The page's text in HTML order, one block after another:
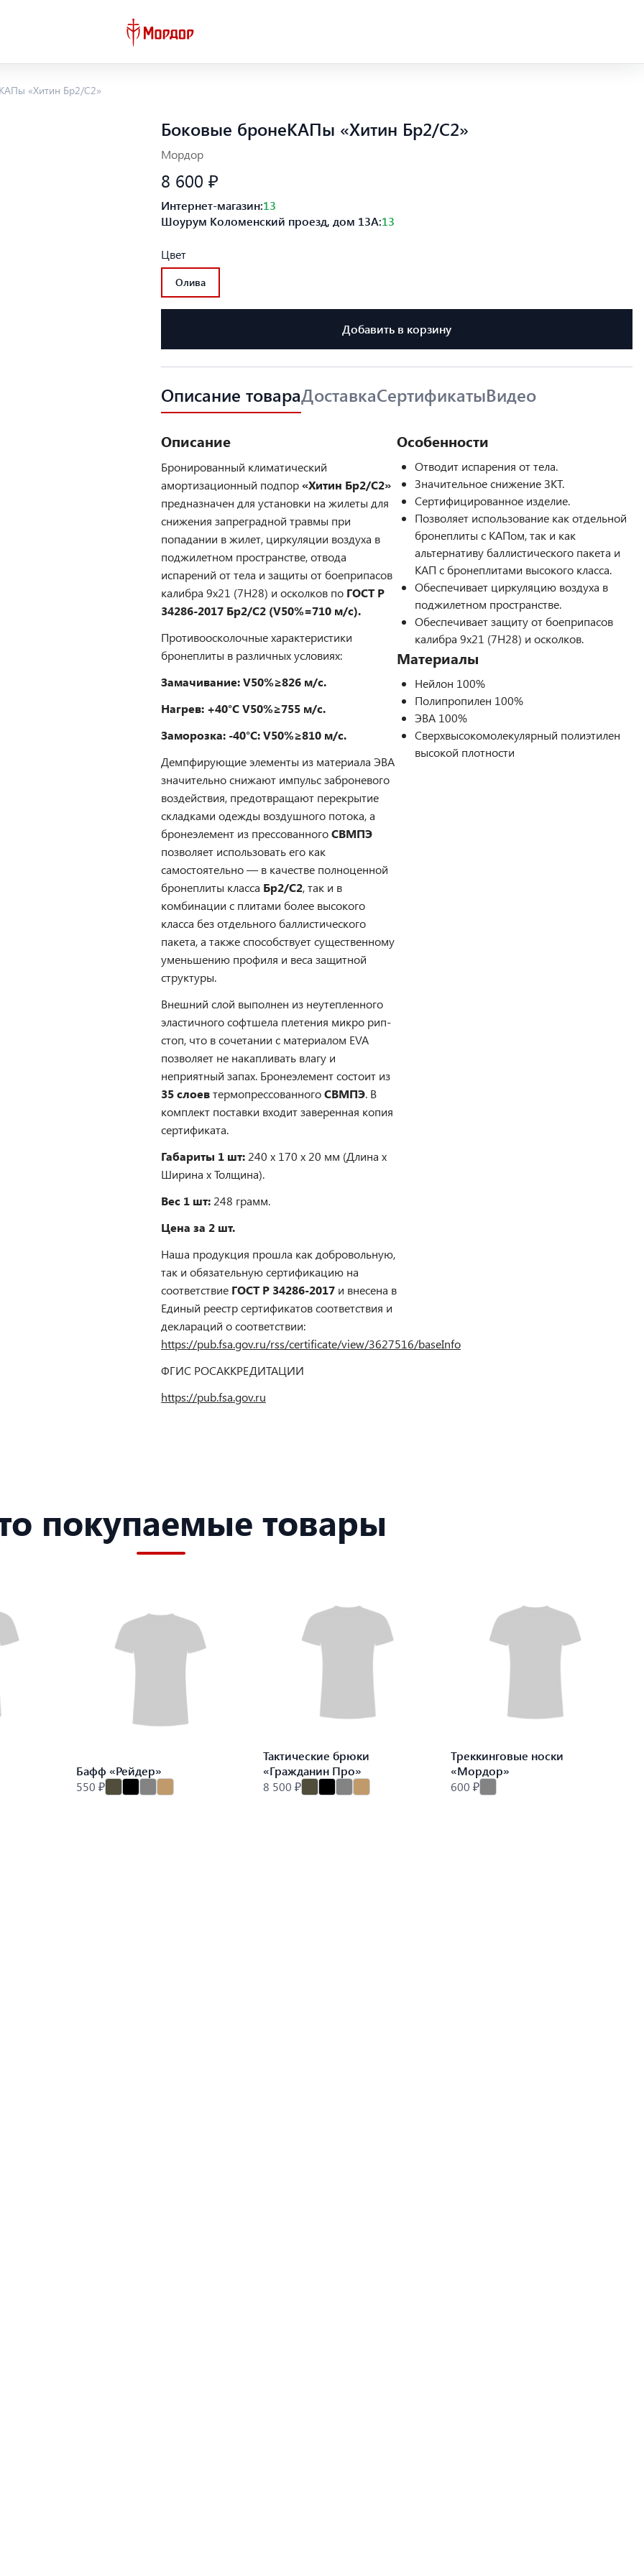
«Хитин Бр2/С2»
Боковые бронеКАПы «Хитин Бр2/С2»
Мордор
8 600 ₽
Интернет-магазин:13
Шоурум Коломенский проезд, дом 13А:13
Цвет
Олива
Добавить в корзину
Описание товараДоставкаСертификатыВидео
Описание
Бронированный климатический
амортизационный подпор«Хитин Бр2/С2»
предназначен для установки на жилеты для
снижения запреградной травмы при
попадании в жилет, циркуляции воздуха в
поджилетном пространстве, отвода
испарений от тела и защиты от боеприпасов
калибра 9х21 (7Н28) и осколков по ГОСТ Р
34286-2017 Бр2/С2 (V50%=710 м/с).
Противоосколочные характеристики
бронеплиты в различных условиях:
Замачивание: V50%≥826 м/с.
Нагрев: +40°C V50%≥755 м/с.
Заморозка: -40°C: V50%≥810 м/с.
Демпфирующие элементы из материала ЭВА
значительно снижают импульс заброневого
воздействия, предотвращают перекрытие
складками одежды воздушного потока, а
бронеэлемент из прессованногоСВМПЭ
позволяет использовать его как
самостоятельно — в качестве полноценной
бронеплиты класса Бр2/С2, так и в
комбинации с плитами более высокого
класса без отдельного баллистического
пакета, а также способствует существенному
уменьшению профиля и веса защитной
структуры.
Внешний слой выполнен из неутепленного
эластичного софтшела плетения микро рип-
стоп, что в сочетании с материалом EVA
позволяет не накапливать влагу и
неприятный запах. Бронеэлемент состоит из
35 слоевтермопрессованногоСВМПЭ. В
комплект поставки входит заверенная копия
сертификата.
Габариты 1 шт: 240 х 170 х 20 мм (Длина х
Ширина х Толщина).
Вес 1 шт: 248 грамм.
Цена за 2 шт.
Наша продукция прошла как добровольную,
так и обязательную сертификацию на
соответствие ГОСТ Р 34286-2017 и внесена в
Единый реестр сертификатов соответствия и
деклараций о соответствии:
https://pub.fsa.gov.ru/rss/certificate/view/3627516/baseInfo
ФГИС РОСАККРЕДИТАЦИИ
https://pub.fsa.gov.ru
Особенности
Отводит испарения от тела.
Значительное снижение ЗКТ.
Сертифицированное изделие.
Позволяет использование как отдельной
бронеплиты с КАПом, так и как
альтернативу баллистического пакета и
КАП с бронеплитами высокого класса.
Обеспечивает циркуляцию воздуха в
поджилетном пространстве.
Обеспечивает защиту от боеприпасов
калибра 9х21 (7Н28) и осколков.
Материалы
Нейлон 100%
Полипропилен 100%
ЭВА 100%
Сверхвысокомолекулярный полиэтилен
высокой плотности
покупаемые товары
Бафф «Рейдер»
550 ₽
Тактические брюки
«Гражданин Про»
8 500 ₽
Треккинговые носки
«Мордор»
600 ₽